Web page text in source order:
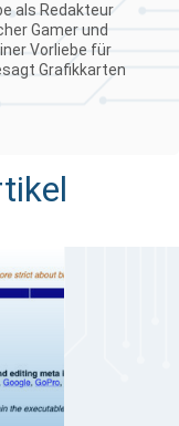
als Redakteur
Gamer und
Vorliebe für
Grafikkarten